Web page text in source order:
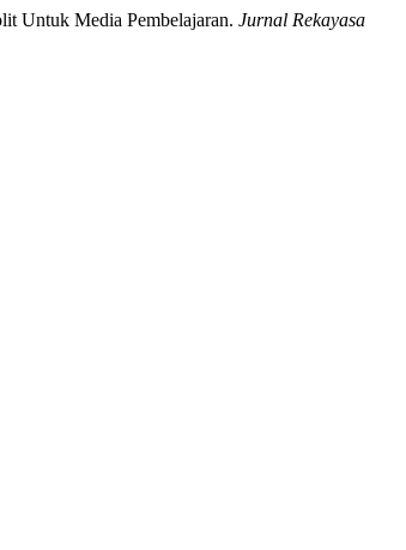
Untuk Media Pembelajaran. Jurnal Rekayasa